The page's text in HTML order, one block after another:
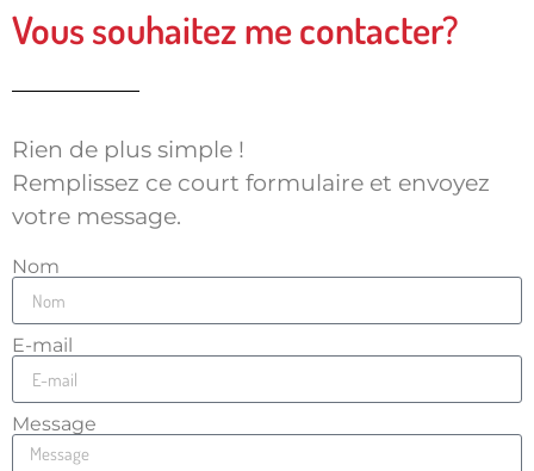
Vous souhaitez me contacter?
Rien de plus simple !
Remplissez ce court formulaire et envoyez
votre message.
Nom
E-mail
Message